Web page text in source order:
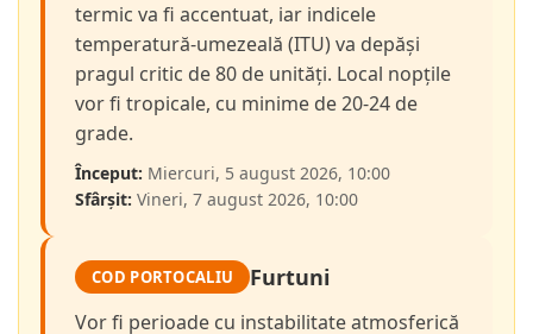
termic va fi accentuat, iar indicele
temperatură-umezeală (ITU) va depăși
pragul critic de 80 de unități. Local nopțile
vor fi tropicale, cu minime de 20-24 de
grade.
Început: Miercuri, 5 august 2026, 10:00
Sfârșit: Vineri, 7 august 2026, 10:00
COD PORTOCALIU Furtuni
Vor fi perioade cu instabilitate atmosferică